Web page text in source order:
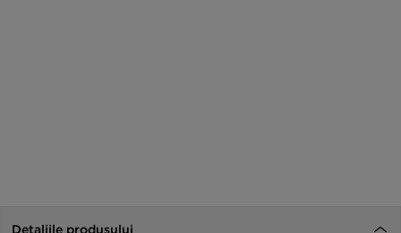
Detaliile produsului